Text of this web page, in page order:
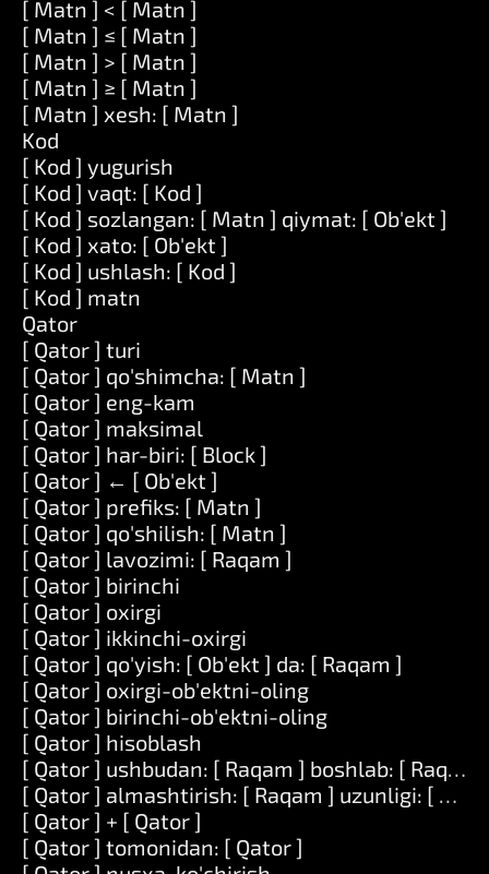
[ Matn ] < [ Matn ]
[ Matn ] ≤ [ Matn ]
[ Matn ] > [ Matn ]
[ Matn ] ≥ [ Matn ]
[ Matn ] xesh: [ Matn ]
Kod
[ Kod ] yugurish
[ Kod ] vaqt: [ Kod ]
[ Kod ] sozlangan: [ Matn ] qiymat: [ Ob'ekt ]
[ Kod ] xato: [ Ob'ekt ]
[ Kod ] ushlash: [ Kod ]
[ Kod ] matn
Qator
[ Qator ] turi
[ Qator ] qo'shimcha: [ Matn ]
[ Qator ] eng-kam
[ Qator ] maksimal
[ Qator ] har-biri: [ Block ]
[ Qator ] ← [ Ob'ekt ]
[ Qator ] prefiks: [ Matn ]
[ Qator ] qo'shilish: [ Matn ]
[ Qator ] lavozimi: [ Raqam ]
[ Qator ] birinchi
[ Qator ] oxirgi
[ Qator ] ikkinchi-oxirgi
[ Qator ] qo'yish: [ Ob'ekt ] da: [ Raqam ]
[ Qator ] oxirgi-ob'ektni-oling
[ Qator ] birinchi-ob'ektni-oling
[ Qator ] hisoblash
[ Qator ] ushbudan: [ Raqam ] boshlab: [ Raqam
[ Qator ] almashtirish: [ Raqam ] uzunligi: [
[ Qator ] + [ Qator ]
[ Qator ] tomonidan: [ Qator ]